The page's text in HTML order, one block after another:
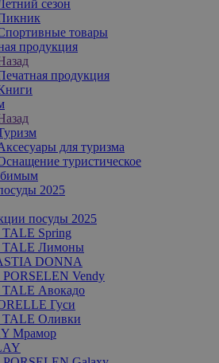
сезон
товары
продукция
продукция
для туризма
туристическое
2025
посуды 2025
Spring
TALE Лимоны
DONNA
Vendy
Авокадо
Гуси
TALE Оливки
Мрамор